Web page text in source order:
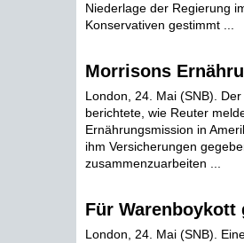
Niederlage der Regierung
Konservativen gestimmt ...
Morrisons
London, 24. Mai (SNB).
berichtete, wie Reuter
Ernährungsmission in
ihm Versicherungen
zusammenzuarbeiten ...
Für Warenboykott
London, 24. Mai (SNB).